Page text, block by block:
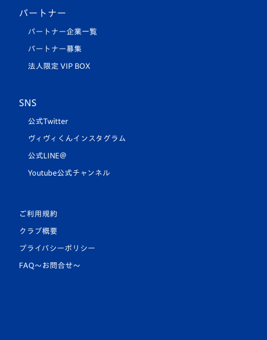
パートナー
パートナー企業一覧
パートナー募集
法人限定 VIP BOX
SNS
公式Twitter
ヴィヴィくんインスタグラム
公式LINE＠
Youtube公式チャンネル
ご利用規約
クラブ概要
プライバシーポリシー
FAQ〜お問合せ〜